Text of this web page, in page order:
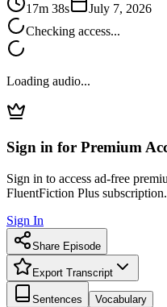
17m 38s
July 7, 2026
Checking access...
Loading audio...
Sign in for Premium
Sign in to access ad-free
FluentFiction Plus subscription.
Sign In
Share Episode
Export Transcript
Sentences Vocabulary